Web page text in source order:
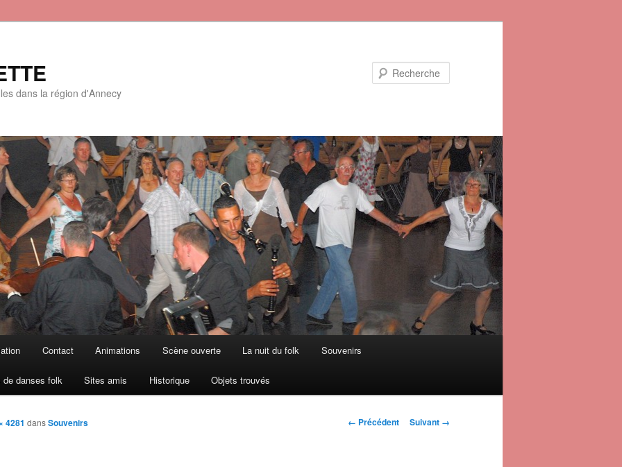
dans la région d'Annecy
Contact Animations Scène ouverte La nuit du folk Souvenirs
de danses folk Sites amis Historique Objets trouvés
Navigation des
← Précédent Suivant →
4281 dansSouvenirs